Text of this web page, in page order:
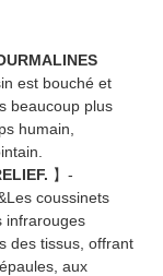
est bouché et
beaucoup plus
humain,
】-
coussinets
infrarouges
des tissus, offrant
aux